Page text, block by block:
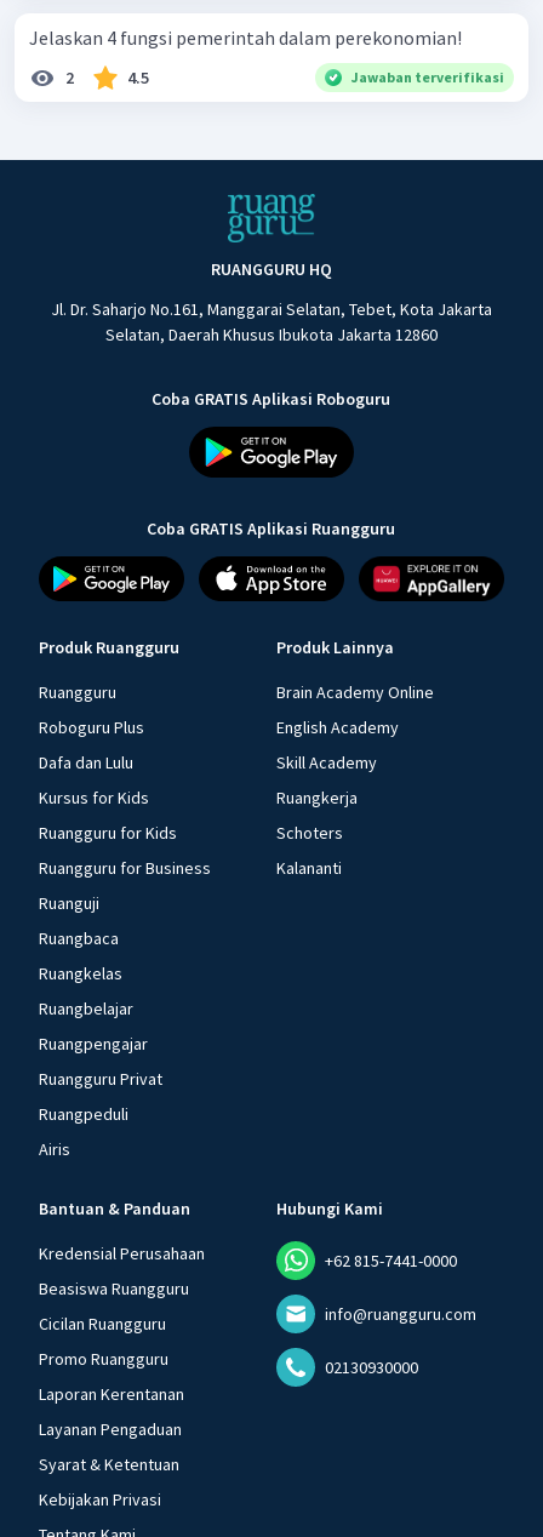
Jelaskan 4 fungsi pemerintah dalam perekonomian!
2 4.5 Jawaban terverifikasi
RUANGGURU HQ
Jl. Dr. Saharjo No.161, Manggarai Selatan, Tebet, Kota Jakarta
Selatan, Daerah Khusus Ibukota Jakarta 12860
Coba GRATIS Aplikasi Roboguru
Coba GRATIS Aplikasi Ruangguru
Produk Ruangguru
Ruangguru
Roboguru Plus
Dafa dan Lulu
Kursus for Kids
Ruangguru for Kids
Ruangguru for Business
Ruanguji
Ruangbaca
Ruangkelas
Ruangbelajar
Ruangpengajar
Ruangguru Privat
Ruangpeduli
Airis
Produk Lainnya
Brain Academy Online
English Academy
Skill Academy
Ruangkerja
Schoters
Kalananti
Bantuan & Panduan
Kredensial Perusahaan
Beasiswa Ruangguru
Cicilan Ruangguru
Promo Ruangguru
Laporan Kerentanan
Layanan Pengaduan
Syarat & Ketentuan
Kebijakan Privasi
Hubungi Kami
+62 815-7441-0000
info@ruangguru.com
02130930000